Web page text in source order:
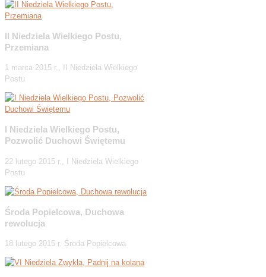
II Niedziela Wielkiego Postu,
Przemiana
1 marca 2015 r., II Niedziela Wielkiego
Postu
I Niedziela Wielkiego Postu,
Pozwolić Duchowi Świętemu
22 lutego 2015 r., I Niedziela Wielkiego
Postu
Środa Popielcowa, Duchowa
rewolucja
18 lutego 2015 r. Środa Popielcowa